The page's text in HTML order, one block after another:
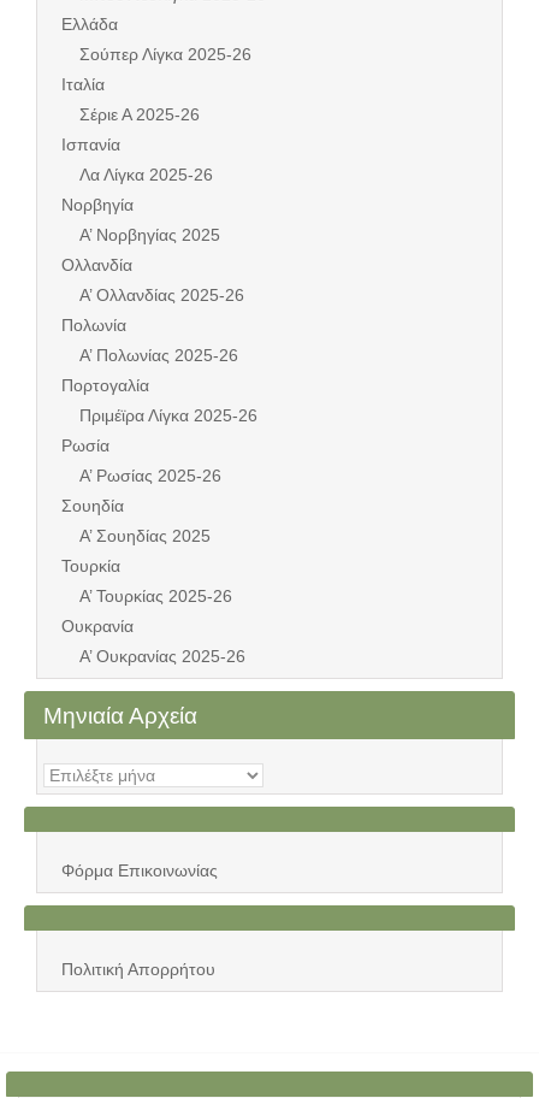
Ελλάδα
Σούπερ Λίγκα 2025-26
Ιταλία
Σέριε Α 2025-26
Ισπανία
Λα Λίγκα 2025-26
Νορβηγία
Α’ Νορβηγίας 2025
Ολλανδία
Α’ Ολλανδίας 2025-26
Πολωνία
Α’ Πολωνίας 2025-26
Πορτογαλία
Πριμέϊρα Λίγκα 2025-26
Ρωσία
Α’ Ρωσίας 2025-26
Σουηδία
Α’ Σουηδίας 2025
Τουρκία
Α’ Τουρκίας 2025-26
Ουκρανία
Α’ Ουκρανίας 2025-26
Μηνιαία Αρχεία
Μηνιαία
Αρχεία
Φόρμα Επικοινωνίας
Πολιτική Απορρήτου